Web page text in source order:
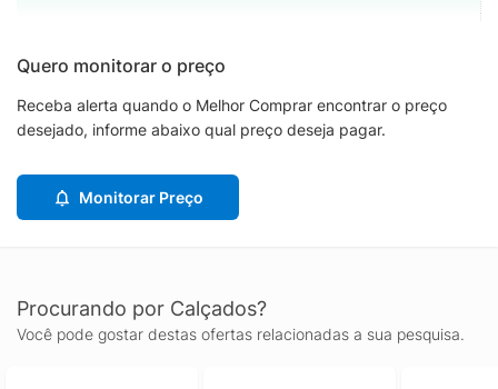
Quero monitorar o preço
Receba alerta quando o Melhor Comprar encontrar o preço
desejado, informe abaixo qual preço deseja pagar.
Monitorar Preço
Procurando por Calçados?
Você pode gostar destas ofertas relacionadas a sua pesquisa.